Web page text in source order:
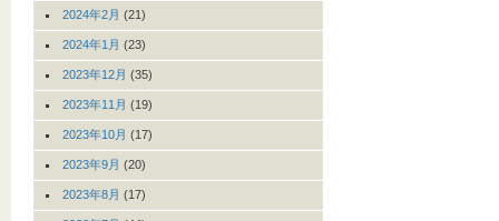
2024年2月 (21)
2024年1月 (23)
2023年12月 (35)
2023年11月 (19)
2023年10月 (17)
2023年9月 (20)
2023年8月 (17)